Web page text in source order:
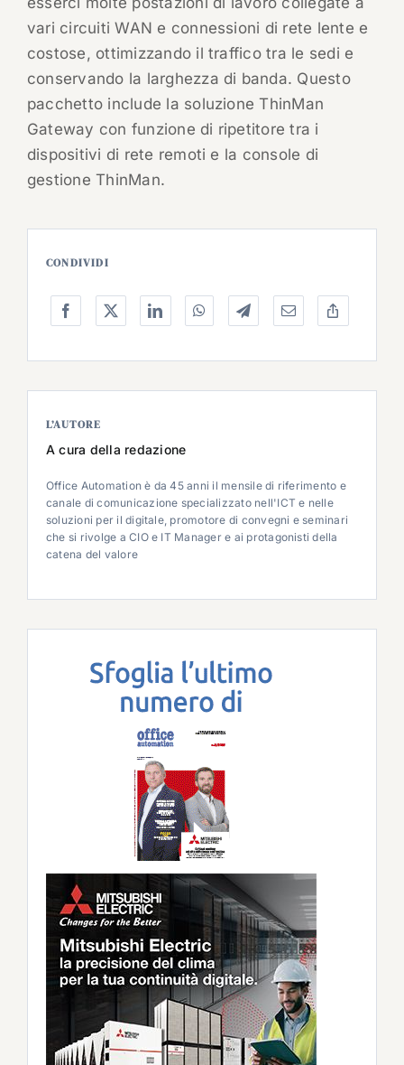
vari circuiti WAN e connessioni di rete lente e
costose, ottimizzando il traffico tra le sedi e
conservando la larghezza di banda. Questo
pacchetto include la soluzione ThinMan
Gateway con funzione di ripetitore tra i
dispositivi di rete remoti e la console di
gestione ThinMan.
CONDIVIDI
L’AUTORE
A cura della redazione
Office Automation è da 45 anni il mensile di riferimento e
canale di comunicazione specializzato nell'ICT e nelle
soluzioni per il digitale, promotore di convegni e seminari
che si rivolge a CIO e IT Manager e ai protagonisti della
catena del valore